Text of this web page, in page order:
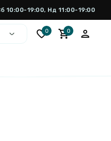
10:00-19:00, Нд 11:00-19:00
0 0